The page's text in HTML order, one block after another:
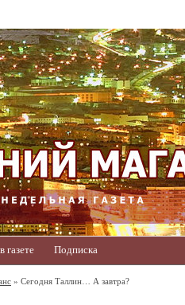
газете Подписка
» Сегодня Таллин… А завтра?